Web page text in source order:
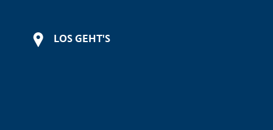
LOS GEHT'S